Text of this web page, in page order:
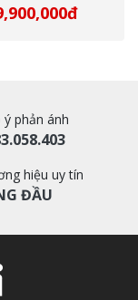
ý phản ánh
hiệu uy tín
ĐẦU